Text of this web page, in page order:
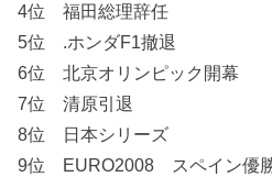
4位 福田総理辞任
5位 .ホンダF1撤退
6位 北京オリンピック開幕
7位 清原引退
8位 日本シリーズ
9位 EURO2008 スペイン優